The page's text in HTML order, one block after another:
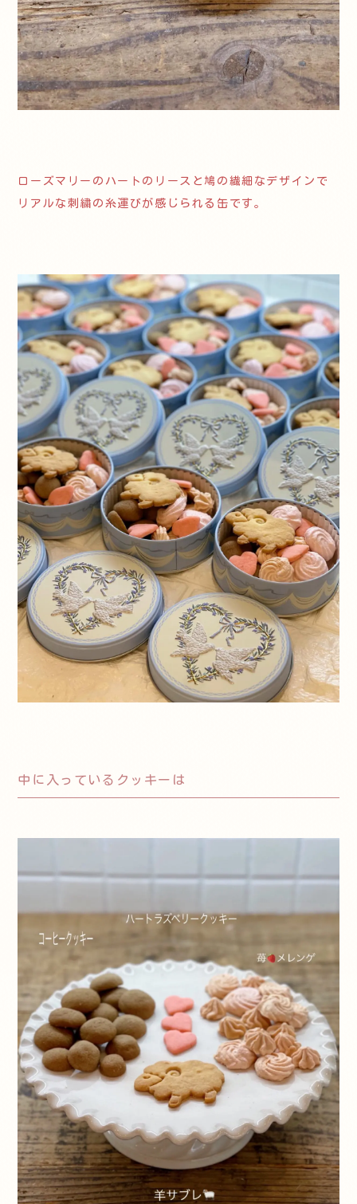
ローズマリーのハートのリースと鳩の繊細なデザインで
リアルな刺繍の糸運びが感じられる缶です。
中に入っているクッキーは